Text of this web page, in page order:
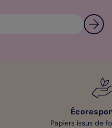
Papiers issus de